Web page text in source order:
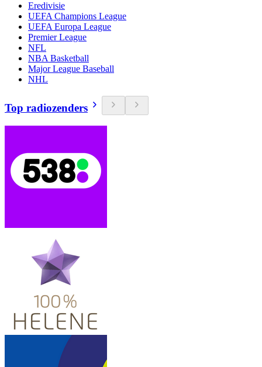
Eredivisie
UEFA Champions League
UEFA Europa League
Premier League
NFL
NBA Basketball
Major League Baseball
NHL
Top radiozenders